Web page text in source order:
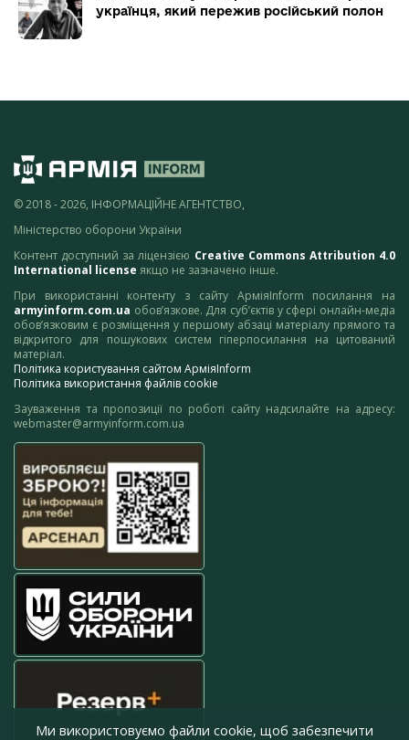
українця, який пережив російський полон
© 2018 - 2026, ІНФОРМАЦІЙНЕ АГЕНТСТВО,
Міністерство оборони України
Контент доступний за ліцензією Creative Commons Attribution 4.0
International license якщо не зазначено інше.
При використанні контенту з сайту АрміяInform посилання на
armyinform.com.ua обов’язкове. Для суб’єктів у сфері онлайн-медіа
обов’язковим є розміщення у першому абзаці матеріалу прямого та
відкритого для пошукових систем гіперпосилання на цитований
матеріал.
Політика користування сайтом АрміяInform
Політика використання файлів cookie
Зауваження та пропозиції по роботі сайту надсилайте на адресу:
webmaster@armyinform.com.ua
Ми використовуємо файли cookie, щоб забезпечити